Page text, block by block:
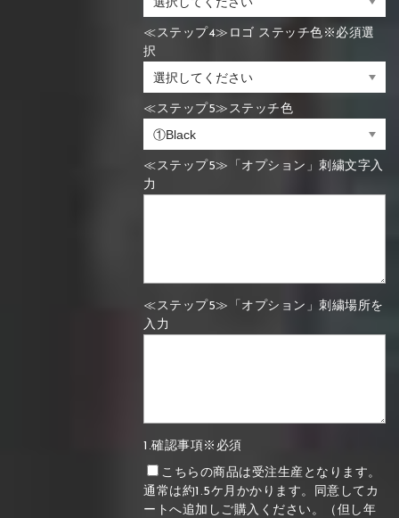
≪ステップ4≫ロゴ ステッチ色※必須選
択
≪ステップ5≫ステッチ色
≪ステップ5≫「オプション」刺繍文字入
力
≪ステップ5≫「オプション」刺繍場所を
入力
1.確認事項※必須
こちらの商品は受注生産となります。
通常は約1.5ケ月かかります。同意してカ
ートへ追加しご購入ください。（但し年